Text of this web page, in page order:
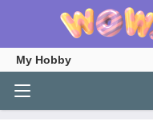
My Hobby